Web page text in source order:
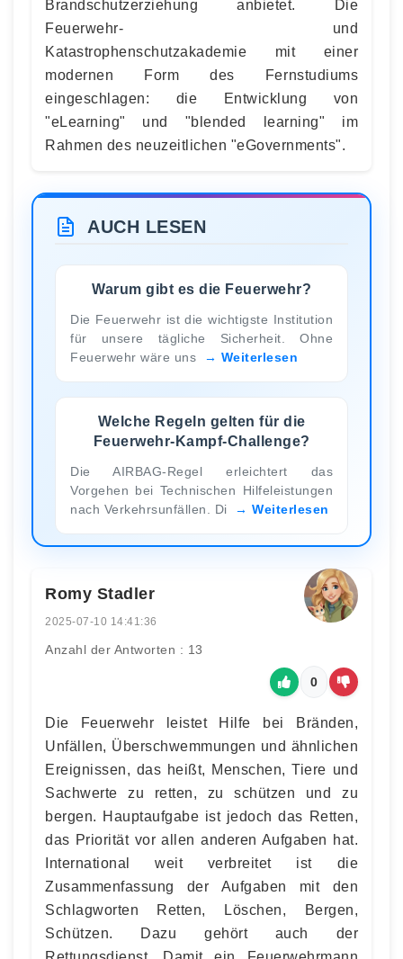
Brandschutzerziehung anbietet. Die
Feuerwehr- und
Katastrophenschutzakademie mit einer
modernen Form des Fernstudiums
eingeschlagen: die Entwicklung von
"eLearning" und "blended learning" im
Rahmen des neuzeitlichen "eGovernments".
AUCH LESEN
Warum gibt es die Feuerwehr?
Die Feuerwehr ist die wichtigste Institution
für unsere tägliche Sicherheit. Ohne
Feuerwehr wäre uns
Weiterlesen
Welche Regeln gelten für die
Feuerwehr-Kampf-Challenge?
Die AIRBAG-Regel erleichtert das
Vorgehen bei Technischen Hilfeleistungen
nach Verkehrsunfällen. Di
Weiterlesen
Romy Stadler
2025-07-10 14:41:36
Anzahl der Antworten : 13
0
Die Feuerwehr leistet Hilfe bei Bränden,
Unfällen, Überschwemmungen und ähnlichen
Ereignissen, das heißt, Menschen, Tiere und
Sachwerte zu retten, zu schützen und zu
bergen. Hauptaufgabe ist jedoch das Retten,
das Priorität vor allen anderen Aufgaben hat.
International weit verbreitet ist die
Zusammenfassung der Aufgaben mit den
Schlagworten Retten, Löschen, Bergen,
Schützen. Dazu gehört auch der